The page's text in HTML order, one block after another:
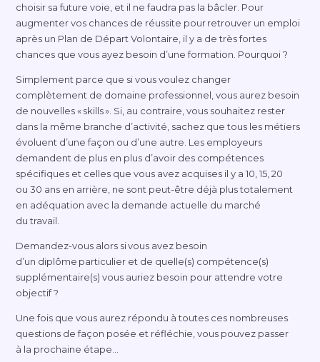
choisir sa future voie, et il ne faudra pas la bâcler. Pour
augmenter vos chances de réussite pour retrouver un emploi
après un Plan de Départ Volontaire, il y a de très fortes
chances que vous ayez besoin d’une formation. Pourquoi ?
Simplement parce que si vous voulez changer
complètement de domaine professionnel, vous aurez besoin
de nouvelles « skills ». Si, au contraire, vous souhaitez rester
dans la même branche d’activité, sachez que tous les métiers
évoluent d’une façon ou d’une autre. Les employeurs
demandent de plus en plus d’avoir des compétences
spécifiques et celles que vous avez acquises il y a 10, 15, 20
ou 30 ans en arrière, ne sont peut-être déjà plus totalement
en adéquation avec la demande actuelle du marché
du travail.
Demandez-vous alors si vous avez besoin
d’un diplôme particulier et de quelle(s) compétence(s)
supplémentaire(s) vous auriez besoin pour attendre votre
objectif ?
Une fois que vous aurez répondu à toutes ces nombreuses
questions de façon posée et réfléchie, vous pouvez passer
à la prochaine étape…